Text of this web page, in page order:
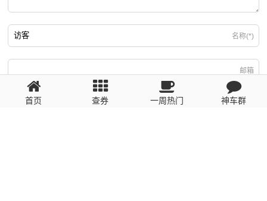
名称(*)
邮箱
回复需填写必要信息
首页 查券 一周热门 神车群